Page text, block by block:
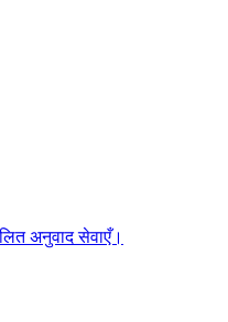
अनुवाद सेवाएँ।